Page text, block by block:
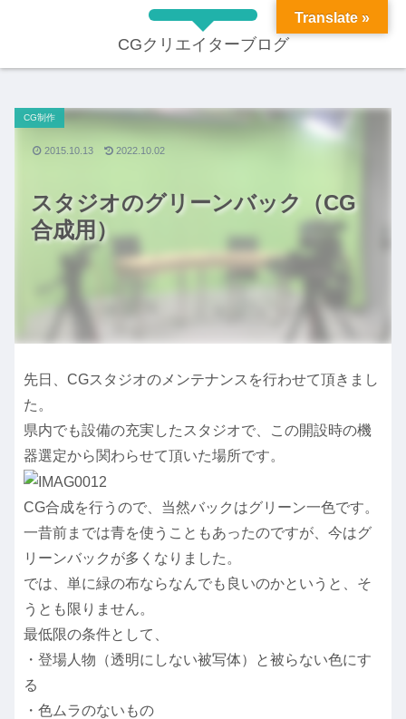
CGクリエイターブログ
スタジオのグリーンバック（CG
合成用）
CG制作
2015.10.13 2022.10.02
先日、CGスタジオのメンテナンスを行わせて頂きまし
た。
県内でも設備の充実したスタジオで、この開設時の機
器選定から関わらせて頂いた場所です。
CG合成を行うので、当然バックはグリーン一色です。
一昔前までは青を使うこともあったのですが、今はグ
リーンバックが多くなりました。
では、単に緑の布ならなんでも良いのかというと、そ
うとも限りません。
最低限の条件として、
・登場人物（透明にしない被写体）と被らない色にす
る
・色ムラのないもの
Translate »